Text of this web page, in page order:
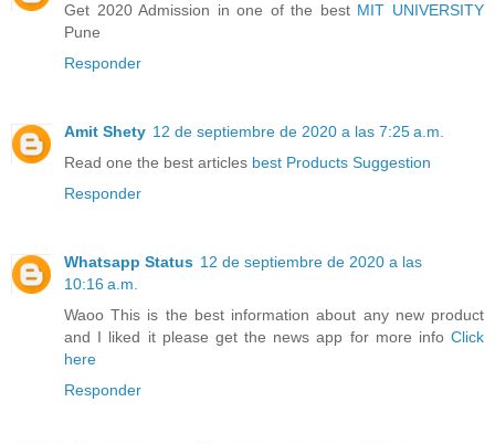
Get 2020 Admission in one of the best MIT UNIVERSITY
Pune
Responder
Amit Shety 12 de septiembre de 2020 a las 7:25 a.m.
Read one the best articles best Products Suggestion
Responder
Whatsapp Status 12 de septiembre de 2020 a las
10:16 a.m.
Waoo This is the best information about any new product
and I liked it please get the news app for more info Click
here
Responder